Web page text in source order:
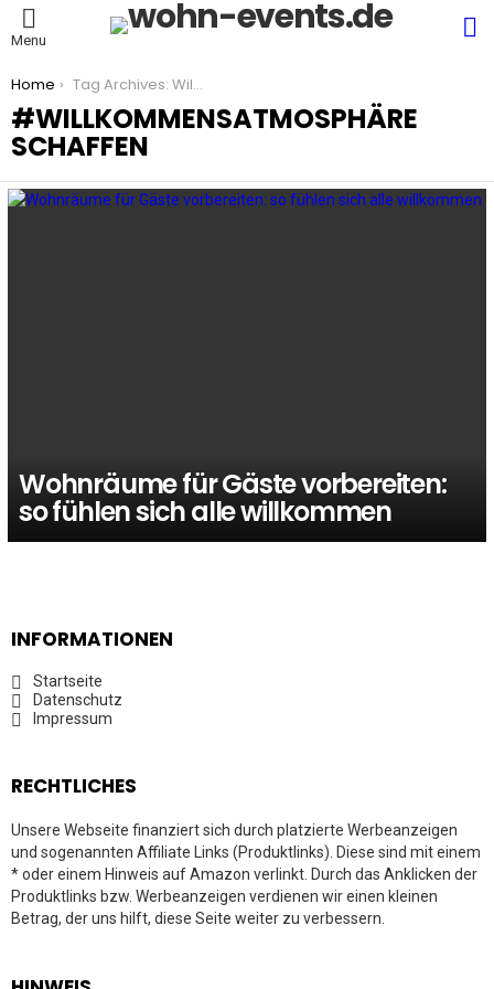
Menu
You are here:
Home Tag Archives: Willkommensatmosphäre schaffen
WILLKOMMENSATMOSPHÄRE
SCHAFFEN
Wohnräume für Gäste vorbereiten:
so fühlen sich alle willkommen
INFORMATIONEN
Startseite
Datenschutz
Impressum
RECHTLICHES
Unsere Webseite finanziert sich durch platzierte Werbeanzeigen
und sogenannten Affiliate Links (Produktlinks). Diese sind mit einem
* oder einem Hinweis auf Amazon verlinkt. Durch das Anklicken der
Produktlinks bzw. Werbeanzeigen verdienen wir einen kleinen
Betrag, der uns hilft, diese Seite weiter zu verbessern.